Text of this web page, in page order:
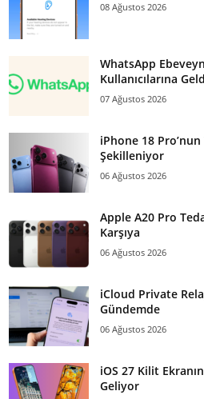
08 Ağustos 2026
WhatsApp
Kullanıcılarına
07 Ağustos 2026
iPhone 18 Pro’nun
Şekilleniyor
06 Ağustos 2026
Apple A20 Pro
Karşıya
06 Ağustos 2026
iCloud Private Relay
Gündemde
06 Ağustos 2026
iOS 27 Kilit
Geliyor